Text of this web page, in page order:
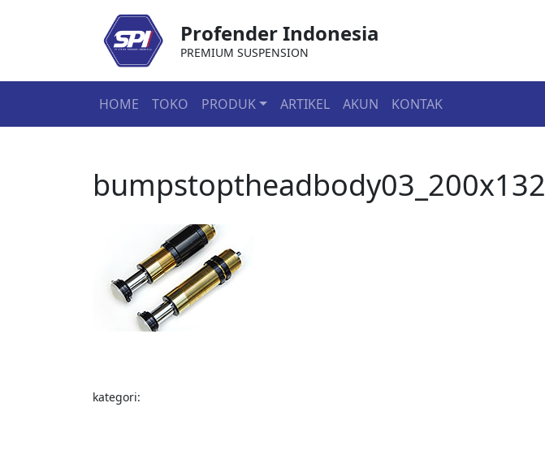
Profender Indonesia
PREMIUM SUSPENSION
HOME TOKO PRODUK ARTIKEL AKUN KONTAK
bumpstoptheadbody03_200x132
kategori: